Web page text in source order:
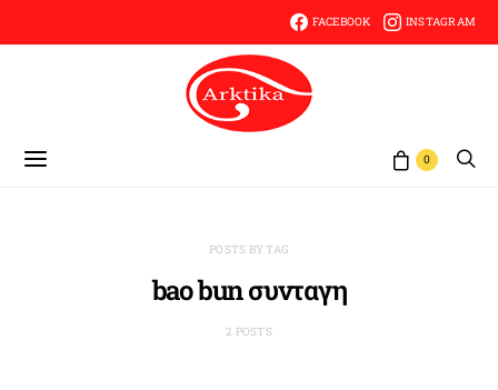
FACEBOOK INSTAGRAM
0
POSTS BY TAG
bao bun συνταγη
2 POSTS